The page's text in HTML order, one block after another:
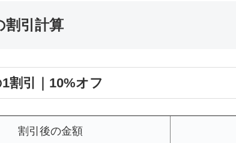
割引計算
割引｜10%オフ
割引後の金額